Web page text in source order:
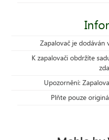
Zapalovač je dodáván
K zapalovači obdržíte
Upozornění:
Plňte pouze